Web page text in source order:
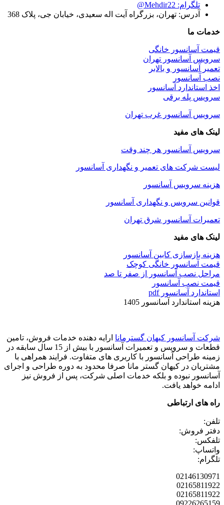
تلگرام: Mehdir22@
آدرس: تهران، بزرگراه آیت اله سعیدی، خیابان جی، پلاک 368
خدمات ما
قیمت آسانسور خانگی
سرویس آسانسور تهران
تعمیر آسانسور و بالابر
نصب آسانسور
اخذ استاندارد آسانسور
سرویس پله برقی
سرویس آسانسور غرب تهران
لینک های مفید
سرویس آسانسور هر چند وقت
لیست شرکت های تعمیر و نگهداری آسانسور
هزینه سرویس آسانسور
قوانین سرویس و نگهداری آسانسور
تعمیرات آسانسور شرق تهران
لینک های مفید
هزینه بازسازی کابین آسانسور
قیمت آسانسور خانگی کوچک
مراحل نصب آسانسور از صفر تا صد
قیمت نصب آسانسور
استاندارد آسانسور pdf
هزینه استاندارد آسانسور 1405
شرکت آسانسور کیهان گسترمانا ارایه دهنده خدمات فروش، تامین
قطعات و سرویس و تعمیرات آسانسور با بیش از 15 سال سابقه در
زمینه طراحی آسانسور با کاربری های متفاوت. فرایند همراهی با
مشتریان در کیهان گستر مانا صرفا محدود به دوره طراحی و اجرای
آسانسور نبوده و بلکه خدمات اصلی شرکت، پس از فروش نیز
ادامه خواهد یافت.
راه های ارتباطی
تلفن:
دفتر فروش:
تلفکس:
واتساپ:
تلگرام:
02146130971
02165811922
02165811922
09226265159